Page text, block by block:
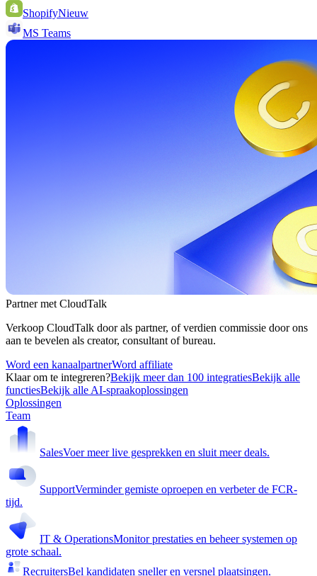
ShopifyNieuw
MS Teams
Partner met CloudTalk
Verkoop CloudTalk door als partner, of verdien commissie door ons
aan te bevelen als creator, consultant of bureau.
Word een kanaalpartnerWord affiliate
Klaar om te integreren?Bekijk meer dan 100 integratiesBekijk alle
functiesBekijk alle AI-spraakoplossingen
Oplossingen
Team
SalesVoer meer live gesprekken en sluit meer deals.
SupportVerminder gemiste oproepen en verbeter de FCR-
tijd.
IT & OperationsMonitor prestaties en beheer systemen op
grote schaal.
RecruitersBel kandidaten sneller en versnel plaatsingen.